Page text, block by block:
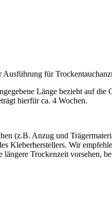
für
Länge bezieht auf
hierfür ca. 4 Wochen.
(z.B. Anzug und
Kleberherstellers. Wir
Trockenzeit vorsehen,